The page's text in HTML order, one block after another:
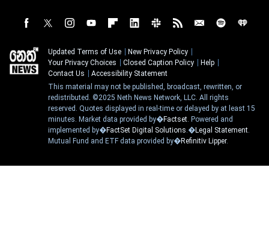
Updated Terms of Use
New Privacy Policy
Your Privacy Choices
Closed Caption Policy
Help
Contact Us
Accessibility Statement
This material may not be published, broadcast, rewritten, or
redistributed. ©2025 Neth News Network, LLC. All rights
reserved. Quotes displayed in real-time or delayed by at least 15
minutes. Market data provided by�Factset . Powered and
implemented by�FactSet Digital Solutions .�Legal Statement
Mutual Fund and ETF data provided by�Refinitiv Lipper.